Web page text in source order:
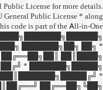
PARTICULAR PURPOSE.
* * You should have
with this program. If not,
WP Migration plugin,
██╗
██████╔╝██║